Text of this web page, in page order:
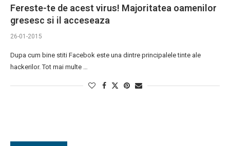
Fereste-te de acest virus! Majoritatea oamenilor
gresesc si il acceseaza
26-01-2015
Dupa cum bine stiti Facebok este una dintre principalele tinte ale
hackerilor. Tot mai multe …